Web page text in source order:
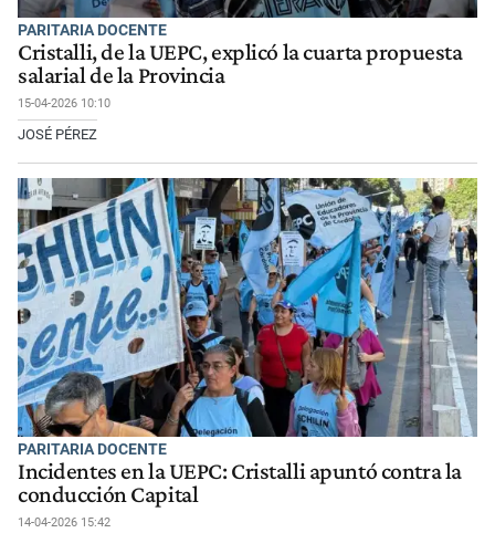
PARITARIA DOCENTE
Cristalli, de la UEPC, explicó la cuarta propuesta
salarial de la Provincia
15-04-2026 10:10
JOSÉ PÉREZ
PARITARIA DOCENTE
Incidentes en la UEPC: Cristalli apuntó contra la
conducción Capital
14-04-2026 15:42